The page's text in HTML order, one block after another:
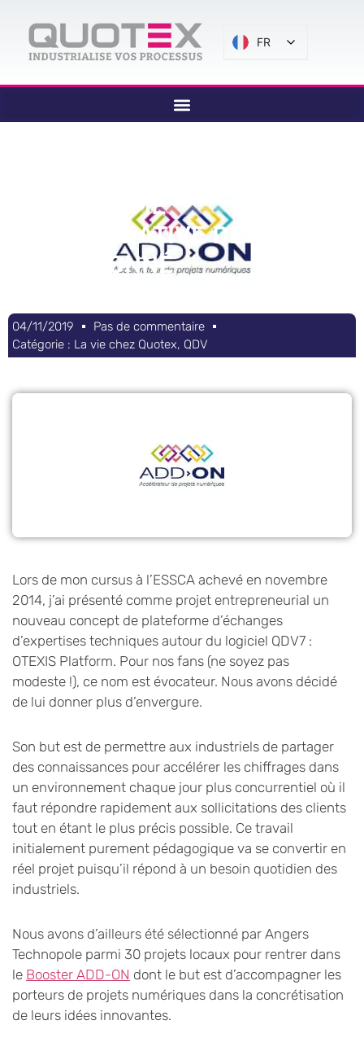
FR
PLATEFORME
COLLABORATIVE DE QUOTEX
SÉLECTIONNÉ
04/11/2019
Pas de commentaire
Catégorie : La vie chez Quotex, QDV
Lors de mon cursus à l’ESSCA achevé en novembre
2014, j’ai présenté comme projet entrepreneurial un
nouveau concept de plateforme d’échanges
d’expertises techniques autour du logiciel QDV7 :
OTEXIS Platform. Pour nos fans (ne soyez pas
modeste !), ce nom est évocateur. Nous avons décidé
de lui donner plus d’envergure.
Son but est de permettre aux industriels de partager
des connaissances pour accélérer les chiffrages dans
un environnement chaque jour plus concurrentiel où il
faut répondre rapidement aux sollicitations des clients
tout en étant le plus précis possible. Ce travail
initialement purement pédagogique va se convertir en
réel projet puisqu’il répond à un besoin quotidien des
industriels.
Nous avons d’ailleurs été sélectionné par Angers
Technopole parmi 30 projets locaux pour rentrer dans
le Booster ADD-ON dont le but est d’accompagner les
porteurs de projets numériques dans la concrétisation
de leurs idées innovantes.